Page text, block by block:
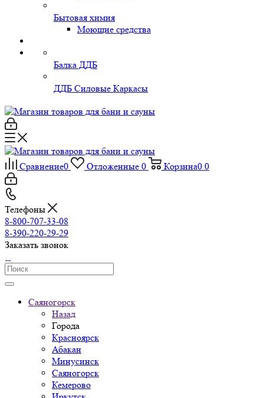
Бытовая химия
Моющие средства
Балка ДДБ
ДДБ Силовые Каркасы
Сравнение0 Отложенные 0 Корзина0 0
Телефоны
8-800-707-33-08
8-390-220-29-29
Заказать звонок
Саяногорск
Назад
Города
Красноярск
Абакан
Минусинск
Саяногорск
Кемерово